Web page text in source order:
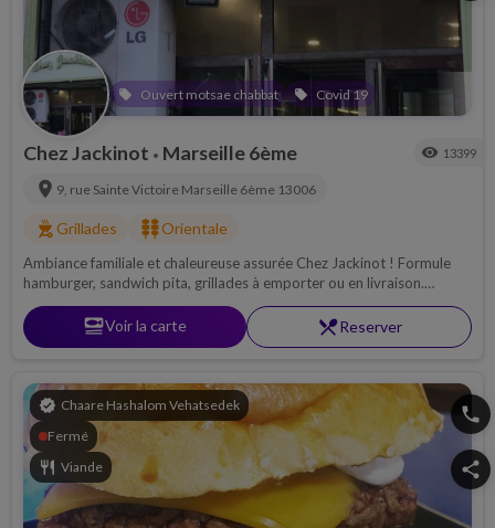
local_offer Ouvert motsae chabbat local_offer Covid 19
Chez Jackinot • Marseille 6ème visibility 13399
location_on 9, rue Sainte Victoire Marseille 6ème 13006
outdoor_grill Grillades kebab_diningOrientale
Ambiance familiale et chaleureuse assurée Chez Jackinot ! Formule
hamburger, sandwich pita, grillades à emporter ou en livraison.
Chabbat à emporter.
set_mealVoir la carte restaurant_menuReserver
verified Chaare Hashalom Vehatsedek
Fermé
restaurant Viande
phone
share